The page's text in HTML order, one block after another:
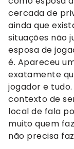
cercada de
ainda que
situações não
esposa de
é. Apareceu
exatamente
jogador e
contexto de
local de fala
muito quem
não precisa